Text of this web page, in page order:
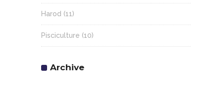
Harod (11)
Pisciculture (10)
Archive